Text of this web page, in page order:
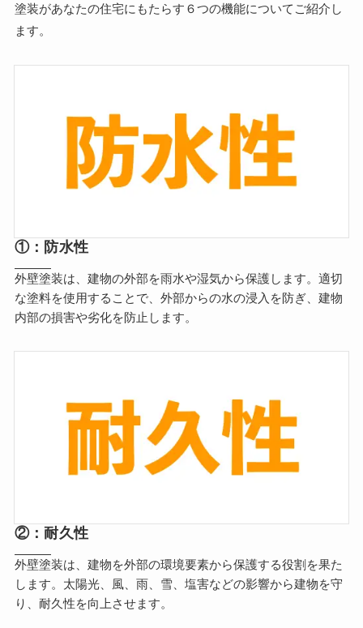
塗装があなたの住宅にもたらす６つの機能についてご紹介し
ます。
①：防水性
外壁塗装は、建物の外部を雨水や湿気から保護します。適切
な塗料を使用することで、外部からの水の浸入を防ぎ、建物
内部の損害や劣化を防止します。
②：耐久性
外壁塗装は、建物を外部の環境要素から保護する役割を果た
します。太陽光、風、雨、雪、塩害などの影響から建物を守
り、耐久性を向上させます。